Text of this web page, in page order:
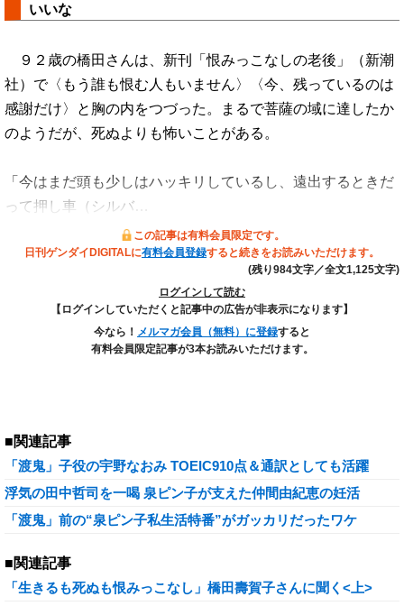
いいな
９２歳の橋田さんは、新刊「恨みっこなしの老後」（新潮
社）で〈もう誰も恨む人もいません〉〈今、残っているのは
感謝だけ〉と胸の内をつづった。まるで菩薩の域に達したか
のようだが、死ぬよりも怖いことがある。
「今はまだ頭も少しはハッキリしているし、遠出するときだ
って押し車（シルバ…
この記事は有料会員限定です。
日刊ゲンダイDIGITALに有料会員登録すると続きをお読みいただけます。
(残り984文字／全文1,125文字)
ログインして読む
【ログインしていただくと記事中の広告が非表示になります】
今なら！ メルマガ会員（無料）に登録すると
有料会員限定記事が3本お読みいただけます。
■関連記事
「渡鬼」子役の宇野なおみ TOEIC910点＆通訳としても活躍
浮気の田中哲司を一喝 泉ピン子が支えた仲間由紀恵の妊活
「渡鬼」前の“泉ピン子私生活特番”がガッカリだったワケ
■関連記事
「生きるも死ぬも恨みっこなし」橋田壽賀子さんに聞く<上>